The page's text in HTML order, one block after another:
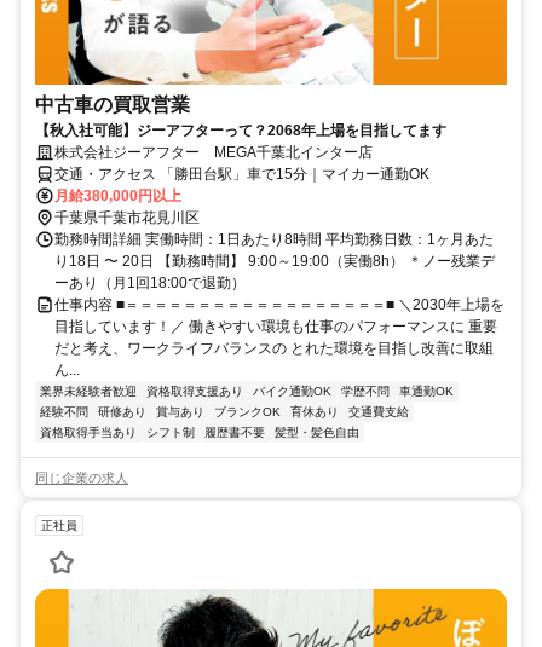
中古車の買取営業
【秋入社可能】ジーアフターって？2068年上場を目指してます
株式会社ジーアフター MEGA千葉北インター店
交通・アクセス 「勝田台駅」車で15分｜マイカー通勤OK
月給380,000円以上
千葉県千葉市花見川区
勤務時間詳細 実働時間：1日あたり8時間 平均勤務日数：1ヶ月あた
り18日 〜 20日 【勤務時間】 9:00～19:00（実働8h） ＊ノー残業デ
ーあり（月1回18:00で退勤）
仕事内容 ■＝＝＝＝＝＝＝＝＝＝＝＝＝＝＝＝＝＝■ ＼2030年上場を
目指しています！／ 働きやすい環境も仕事のパフォーマンスに 重要
だと考え、ワークライフバランスの とれた環境を目指し改善に取組
ん...
業界未経験者歓迎 資格取得支援あり バイク通勤OK 学歴不問
車通勤OK
経験不問
研修あり 賞与あり ブランクOK 育休あり
交通費支給
資格取得手当あり
シフト制 履歴書不要 髪型・髪色自由
同じ企業の求人
正社員